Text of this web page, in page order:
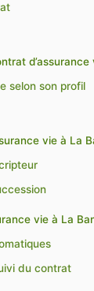
selon son profil
vie à La
vie à La
du contrat